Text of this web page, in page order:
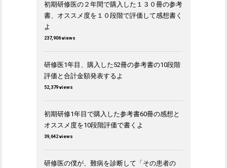
初期研修医の２年間で購入した１３０冊の参考
書、オススメ度を１０段階で評価して感想書く
よ
237,906 views
研修医1年目、購入した52冊の参考書の10段階
評価と合計金額発表するよ
52,379 views
初期研修1年目で購入した参考書60冊の感想と
オススメ度を10段階評価で書くよ
39,642 views
研修医の僕が、難病を診断して「その患者の